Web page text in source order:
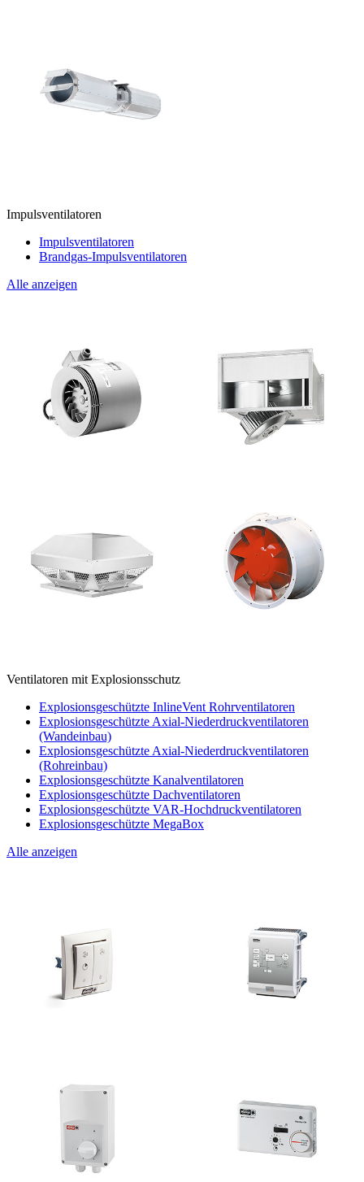
Impulsventilatoren
Impulsventilatoren
Brandgas-Impulsventilatoren
Alle anzeigen
Ventilatoren mit Explosionsschutz
Explosionsgeschützte InlineVent Rohrventilatoren
Explosionsgeschützte Axial-Niederdruckventilatoren
(Wandeinbau)
Explosionsgeschützte Axial-Niederdruckventilatoren
(Rohreinbau)
Explosionsgeschützte Kanalventilatoren
Explosionsgeschützte Dachventilatoren
Explosionsgeschützte VAR-Hochdruckventilatoren
Explosionsgeschützte MegaBox
Alle anzeigen